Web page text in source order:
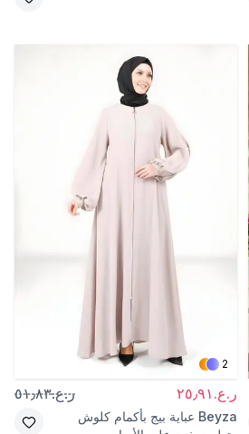
2
ر.ع.٢٥٫٩١ ر.ع.٥١٫٨٣
Beyza عباية بيج بأكمام كلوش